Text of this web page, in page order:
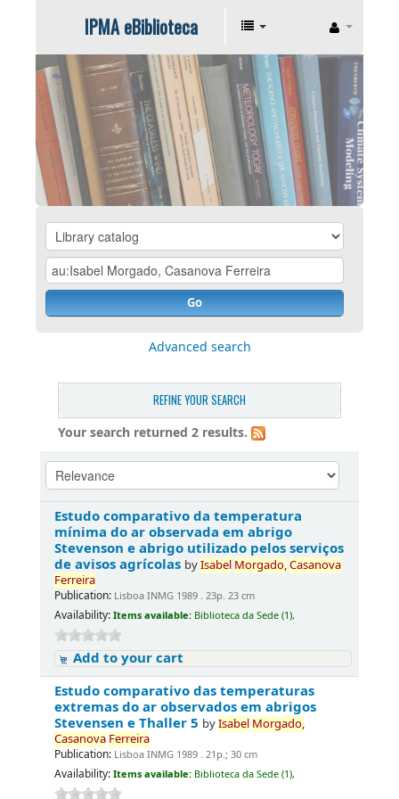
IPMA eBiblioteca
Go
Advanced search
REFINE YOUR SEARCH
Your search returned 2 results.
Estudo comparativo da temperatura
mínima do ar observada em abrigo
Stevenson e abrigo utilizado pelos serviços
de avisos agrícolas byIsabel Morgado,Casanova
Ferreira
Publication: Lisboa INMG 1989 . 23p. 23 cm
Availability: Items available: Biblioteca da Sede (1),
Add to your cart
Estudo comparativo das temperaturas
extremas do ar observados em abrigos
Stevensen e Thaller 5 byIsabel Morgado,
Casanova Ferreira
Publication: Lisboa INMG 1989 . 21p.; 30 cm
Availability: Items available: Biblioteca da Sede (1),